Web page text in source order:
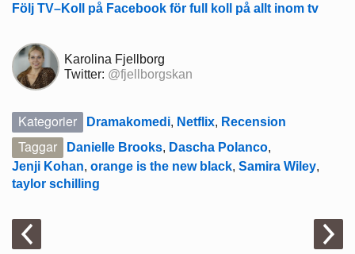
Följ TV–Koll på Facebook för full koll på allt inom tv
Karolina Fjellborg
Twitter: @fjellborgskan
Kategorier Dramakomedi, Netflix, Recension
Taggar Danielle Brooks, Dascha Polanco,
Jenji Kohan, orange is the new black, Samira Wiley,
taylor schilling